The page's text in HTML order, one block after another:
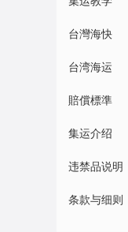
台灣海快
台湾海运
賠償標準
集运介绍
违禁品说明
条款与细则